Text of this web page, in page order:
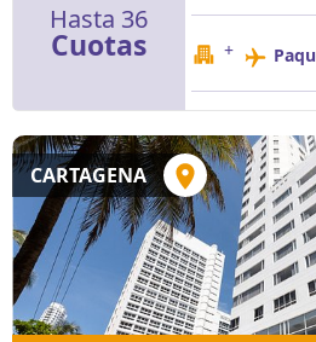
Hasta 36
Cuotas +
CARTAGENA